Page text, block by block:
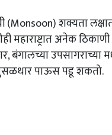
(Monsoon) शक्यता
महाराष्ट्रात अनेक
बंगालच्या उपसागराच्या
पाऊस पडू शकतो.